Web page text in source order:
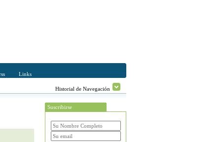
Links
Historial de Navegación
Suscribirse